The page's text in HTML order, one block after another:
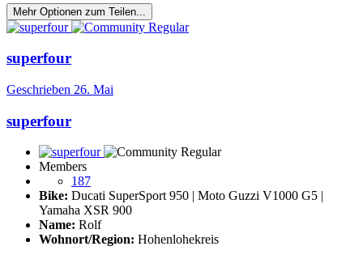
Mehr Optionen zum Teilen...
superfour
Geschrieben 26. Mai
superfour
Members
187
Bike: Ducati SuperSport 950 | Moto Guzzi V1000 G5 |
Yamaha XSR 900
Name: Rolf
Wohnort/Region: Hohenlohekreis